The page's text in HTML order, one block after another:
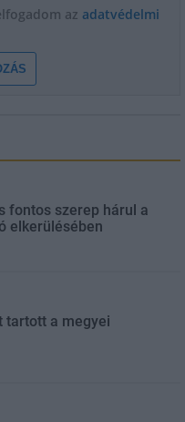
az adatvédelmi
fontos szerep hárul a
elkerülésében
tartott a megyei